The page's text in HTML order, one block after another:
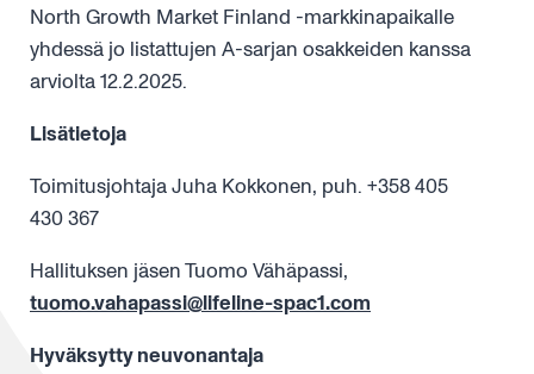
North Growth Market Finland -markkinapaikalle
yhdessä jo listattujen A-sarjan osakkeiden kanssa
arviolta 12.2.2025.
Lisätietoja
Toimitusjohtaja Juha Kokkonen, puh. +358 405
430 367
Hallituksen jäsen Tuomo Vähäpassi,
tuomo.vahapassi@lifeline-spac1.com
Hyväksytty neuvonantaja